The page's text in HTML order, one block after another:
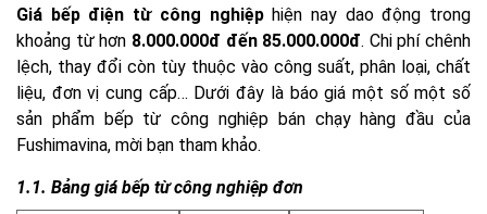
Giá bếp điện từ công nghiệphiện nay dao động trong
khoảng từ hơn 8.000.000đ đến 85.000.000đ. Chi phí chênh
lệch, thay đổi còn tùy thuộc vào công suất, phân loại, chất
liệu, đơn vị cung cấp… Dưới đây là báo giá một số một số
sản phẩm bếp từ công nghiệp bán chạy hàng đầu của
Fushimavina, mời bạn tham khảo.
1.1. Bảng giá bếp từ công nghiệp đơn